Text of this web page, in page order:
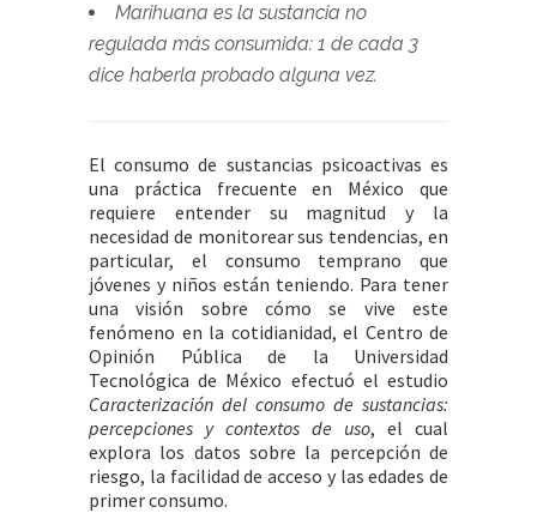
Marihuana es la sustancia no
regulada más consumida: 1 de cada 3
dice haberla probado alguna vez.
El consumo de sustancias psicoactivas es
una práctica frecuente en México que
requiere entender su magnitud y la
necesidad de monitorear sus tendencias, en
particular, el consumo temprano que
jóvenes y niños están teniendo. Para tener
una visión sobre cómo se vive este
fenómeno en la cotidianidad, el Centro de
Opinión Pública de la Universidad
Tecnológica de México efectuó el estudio
Caracterización del consumo de sustancias:
percepciones y contextos de uso, el cual
explora los datos sobre la percepción de
riesgo, la facilidad de acceso y las edades de
primer consumo.